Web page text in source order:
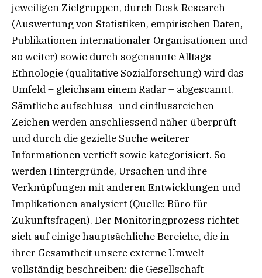
jeweiligen Zielgruppen, durch Desk-Research
(Auswertung von Statistiken, empirischen Daten,
Publikationen internationaler Organisationen und
so weiter) sowie durch sogenannte Alltags-
Ethnologie (qualitative Sozialforschung) wird das
Umfeld – gleichsam einem Radar – abgescannt.
Sämtliche aufschluss- und einflussreichen
Zeichen werden anschliessend näher überprüft
und durch die gezielte Suche weiterer
Informationen vertieft sowie kategorisiert. So
werden Hintergründe, Ursachen und ihre
Verknüpfungen mit anderen Entwicklungen und
Implikationen analysiert (Quelle: Büro für
Zukunftsfragen). Der Monitoringprozess richtet
sich auf einige hauptsächliche Bereiche, die in
ihrer Gesamtheit unsere externe Umwelt
vollständig beschreiben: die Gesellschaft